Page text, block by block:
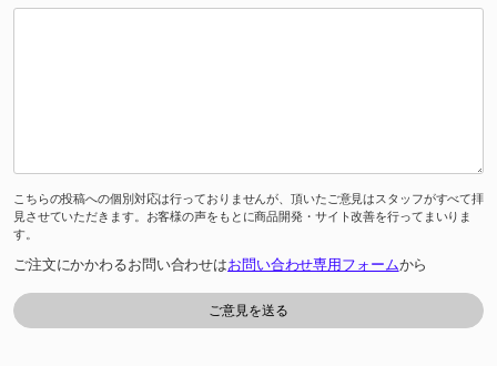
こちらの投稿への個別対応は行っておりませんが、頂いたご意見はスタッフがすべて拝
見させていただきます。お客様の声をもとに商品開発・サイト改善を行ってまいりま
す。
ご注文にかかわるお問い合わせはお問い合わせ専用フォームから